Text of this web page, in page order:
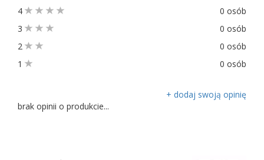
4
0 osób
3
0 osób
2
0 osób
1
0 osób
+ dodaj swoją opinię
brak opinii o produkcie...